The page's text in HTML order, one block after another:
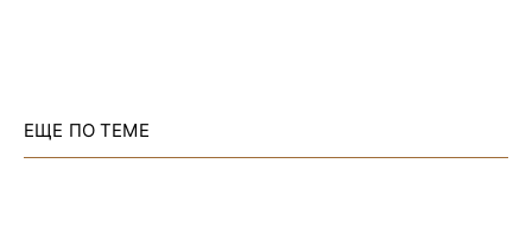
ЕЩЕ ПО ТЕМЕ